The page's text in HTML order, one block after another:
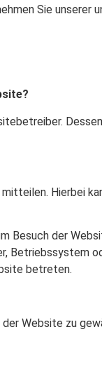
Sie unserer
Hierbei
Besuch der
Betriebssystem
betreten.
Website zu